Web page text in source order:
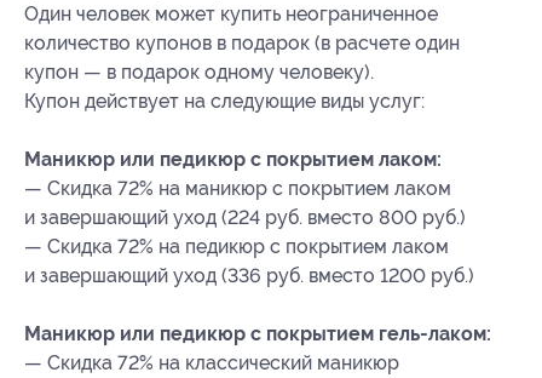
Один человек может купить неограниченное
количество купонов в подарок (в расчете один
купон — в подарок одному человеку).
Купон действует на следующие виды услуг:
Маникюр или педикюр с покрытием лаком:
— Скидка 72% на маникюр с покрытием лаком
и завершающий уход (224 руб. вместо 800 руб.)
— Скидка 72% на педикюр с покрытием лаком
и завершающий уход (336 руб. вместо 1200 руб.)
Маникюр или педикюр с покрытием гель-лаком:
— Скидка 72% на классический маникюр